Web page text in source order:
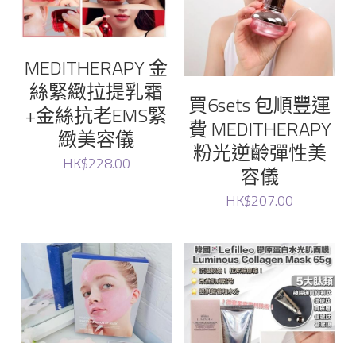
MEDITHERAPY 金
絲緊緻拉提乳霜
+金絲抗老EMS緊
緻美容儀
HK$228.00
買6sets 包順豐運
費 MEDITHERAPY
粉光逆齡彈性美
容儀
HK$207.00